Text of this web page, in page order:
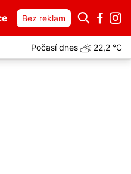
Bez reklam
Počasí dnes 22,2 °C